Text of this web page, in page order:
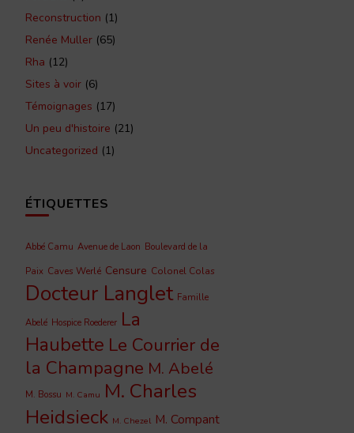
Reconstruction (1)
Renée Muller (65)
Rha (12)
Sites à voir (6)
Témoignages (17)
Un peu d'histoire (21)
Uncategorized (1)
ÉTIQUETTES
Abbé Camu Avenue de Laon Boulevard de la
Paix Caves Werlé Censure Colonel Colas
Docteur Langlet Famille
Abelé Hospice Roederer La
Haubette Le Courrier de
la Champagne M. Abelé
M. Bossu M. Camu M. Charles
Heidsieck M. Chezel M. Compant